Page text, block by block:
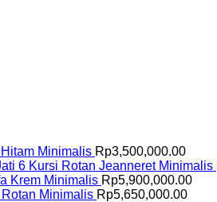
Minimalis Rp3,500,000.00
6 Kursi Rotan Jeanneret Minimalis
Krem Minimalis Rp5,900,000.00
Minimalis Rp5,650,000.00